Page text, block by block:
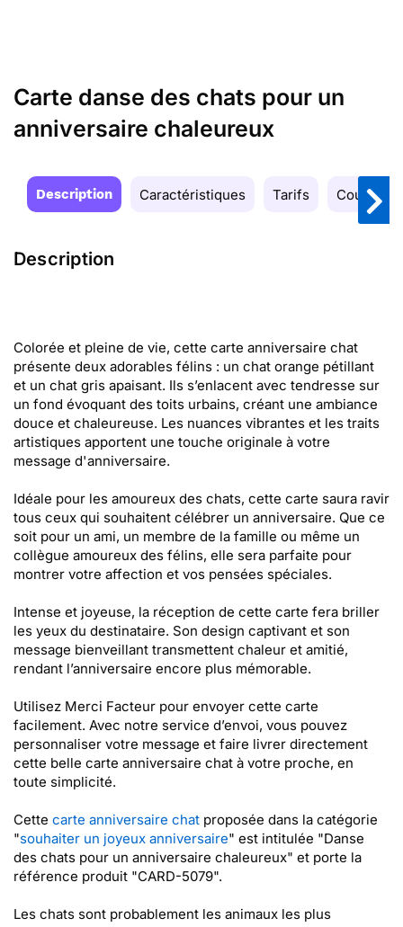
Carte danse des chats pour un
anniversaire chaleureux
Description Caractéristiques Tarifs Couleurs
Description
Colorée et pleine de vie, cette carte anniversaire chat
présente deux adorables félins : un chat orange pétillant
et un chat gris apaisant. Ils s’enlacent avec tendresse sur
un fond évoquant des toits urbains, créant une ambiance
douce et chaleureuse. Les nuances vibrantes et les traits
artistiques apportent une touche originale à votre
message d'anniversaire.
Idéale pour les amoureux des chats, cette carte saura ravir
tous ceux qui souhaitent célébrer un anniversaire. Que ce
soit pour un ami, un membre de la famille ou même un
collègue amoureux des félins, elle sera parfaite pour
montrer votre affection et vos pensées spéciales.
Intense et joyeuse, la réception de cette carte fera briller
les yeux du destinataire. Son design captivant et son
message bienveillant transmettent chaleur et amitié,
rendant l’anniversaire encore plus mémorable.
Utilisez Merci Facteur pour envoyer cette carte
facilement. Avec notre service d’envoi, vous pouvez
personnaliser votre message et faire livrer directement
cette belle carte anniversaire chat à votre proche, en
toute simplicité.
Cette carte anniversaire chat proposée dans la catégorie
"souhaiter un joyeux anniversaire" est intitulée "Danse
des chats pour un anniversaire chaleureux" et porte la
référence produit "CARD-5079".
Les chats sont probablement les animaux les plus